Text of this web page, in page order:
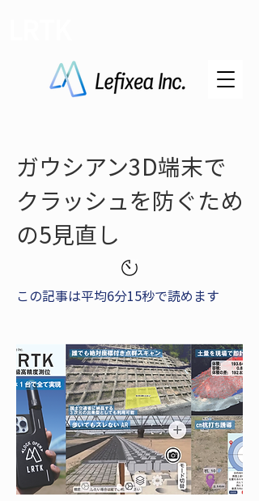
ガウシアン3D端末で
クラッシュを防ぐため
の5見直し
この記事は平均6分15秒で読めます